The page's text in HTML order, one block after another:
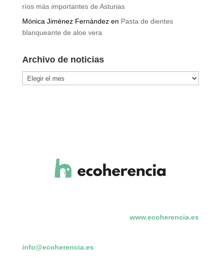
ríos más importantes de Asturias
Mónica Jiménez Fernándezen Pasta de dientes
blanqueante de aloe vera
Archivo de noticias
Archivo
de
www.ecoherencia.es
info@ecoherencia.es